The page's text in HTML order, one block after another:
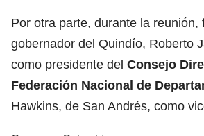
Por otra parte, durante la reunión,
gobernador del Quindío, Roberto
como presidente del Consejo
Federación Nacional de
Hawkins, de San Andrés, como